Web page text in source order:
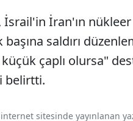
İsrail'in İran'ın nükleer
saldırı
çaplı olursa"
belirtti.
sitesinde yayınlanan